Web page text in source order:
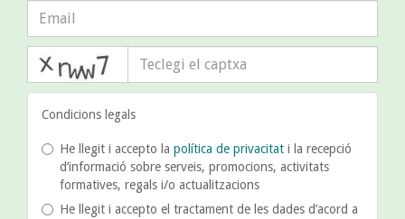
Condicions legals
He llegit i accepto la política de privacitat
d’informació sobre serveis, promocions, activitats
formatives, regals i/o actualitzacions
He llegit i accepto el tractament de les dades d’acord a